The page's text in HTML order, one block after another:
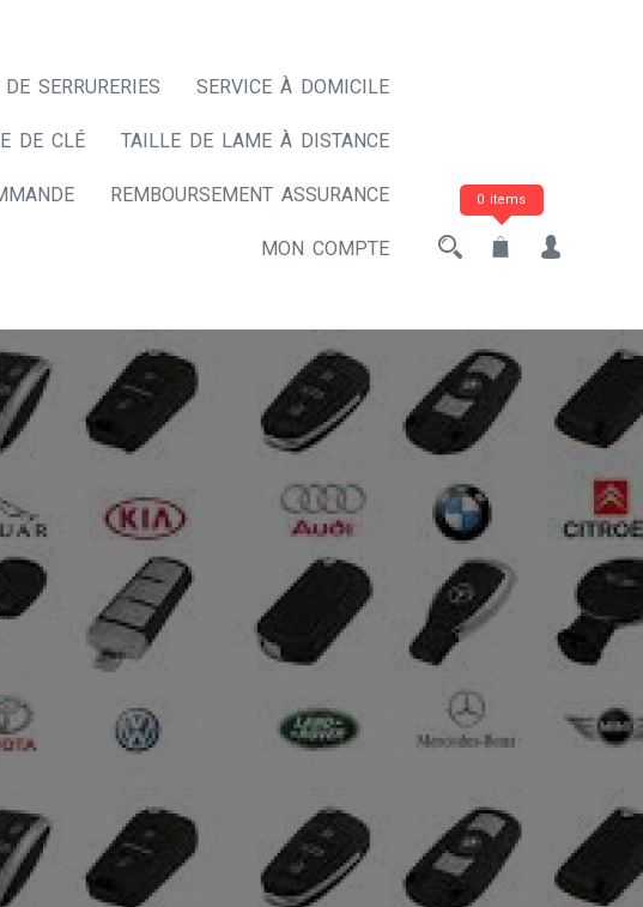
SERRURERIES SERVICE À DOMICILE
DE CLÉ TAILLE DE LAME À DISTANCE
REMBOURSEMENT ASSURANCE
MON COMPTE
0 items